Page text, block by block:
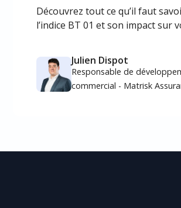
Découvrez tout ce qu’il faut
l’indice BT 01 et son impact sur
Julien Dispot
Responsable de
commercial - Matrisk